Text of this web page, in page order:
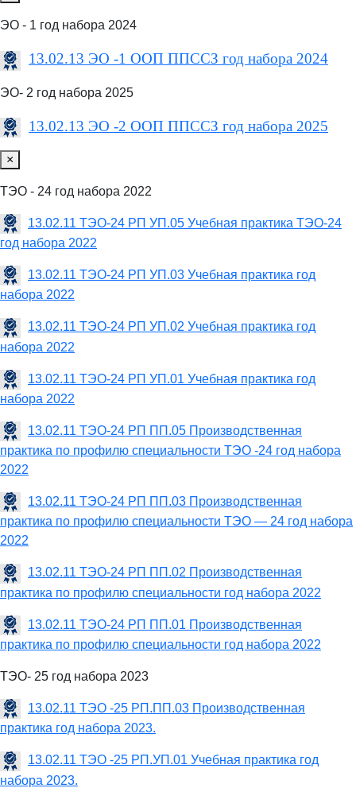
ЭО - 1 год набора 2024
13.02.13 ЭО -1 ООП ППССЗ год набора 2024
ЭО- 2 год набора 2025
13.02.13 ЭО -2 ООП ППССЗ год набора 2025
×
ТЭО - 24 год набора 2022
13.02.11 ТЭО-24 РП УП.05 Учебная практика ТЭО-24
год набора 2022
13.02.11 ТЭО-24 РП УП.03 Учебная практика год
набора 2022
13.02.11 ТЭО-24 РП УП.02 Учебная практика год
набора 2022
13.02.11 ТЭО-24 РП УП.01 Учебная практика год
набора 2022
13.02.11 ТЭО-24 РП ПП.05 Производственная
практика по профилю специальности ТЭО -24 год набора
2022
13.02.11 ТЭО-24 РП ПП.03 Производственная
практика по профилю специальности ТЭО — 24 год набора
2022
13.02.11 ТЭО-24 РП ПП.02 Производственная
практика по профилю специальности год набора 2022
13.02.11 ТЭО-24 РП ПП.01 Производственная
практика по профилю специальности год набора 2022
ТЭО- 25 год набора 2023
13.02.11 ТЭО -25 РП.ПП.03 Производственная
практика год набора 2023.
13.02.11 ТЭО -25 РП.УП.01 Учебная практика год
набора 2023.